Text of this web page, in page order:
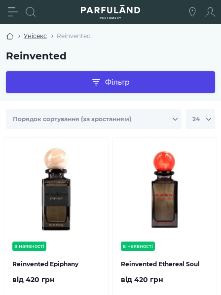
Унісекс Reinvented
Reinvented
Фільтр
в наявності
Reinvented Epiphany
від 420 грн
в наявності
Reinvented Ethereal Soul
від 420 грн